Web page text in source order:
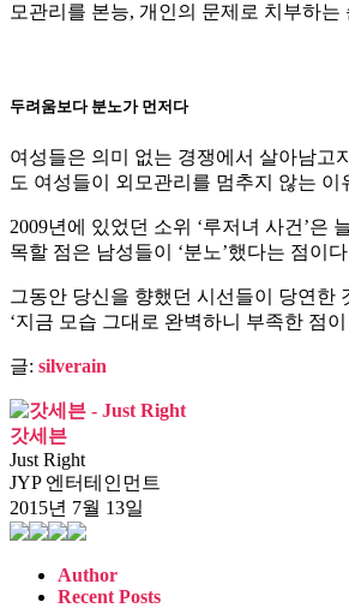
모관리를 본능, 개인의 문제로 치부하
두려움보다 분노가 먼저다
여성들은 의미 없는 경쟁에서 살아남고
도 여성들이 외모관리를 멈추지 않는
2009년에 있었던 소위 ‘루저녀 사건’은
목할 점은 남성들이 ‘분노’했다는 점이
그동안 당신을 향했던 시선들이 당연한
‘지금 모습 그대로 완벽하니 부족한 점
글: silverain
갓세븐
Just Right
JYP 엔터테인먼트
2015년 7월 13일
Author
Recent Posts